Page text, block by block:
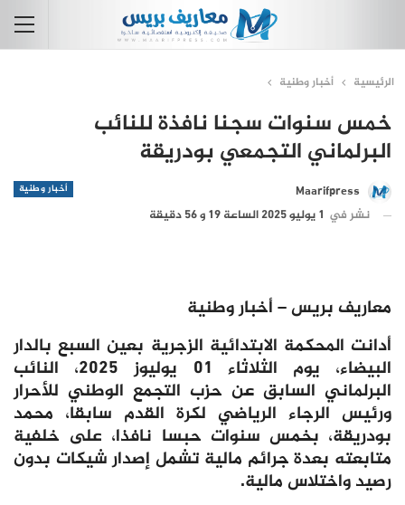
الرئيسية أخبار وطنية
خمس سنوات سجنا نافذة للنائب
البرلماني التجمعي بودريقة
أخبار وطنية
Maarifpress
نشر في 1 يوليو 2025 الساعة 19 و 56 دقيقة
معاريف بريس – أخبار وطنية
أدانت المحكمة الابتدائية الزجرية بعين السبع بالدار
البيضاء، يوم الثلاثاء 01 يوليوز 2025، النائب
البرلماني السابق عن حزب التجمع الوطني للأحرار
ورئيس الرجاء الرياضي لكرة القدم سابقا، محمد
بودريقة، بخمس سنوات حبسا نافذا، على خلفية
متابعته بعدة جرائم مالية تشمل إصدار شيكات بدون
رصيد واختلاس مالية.